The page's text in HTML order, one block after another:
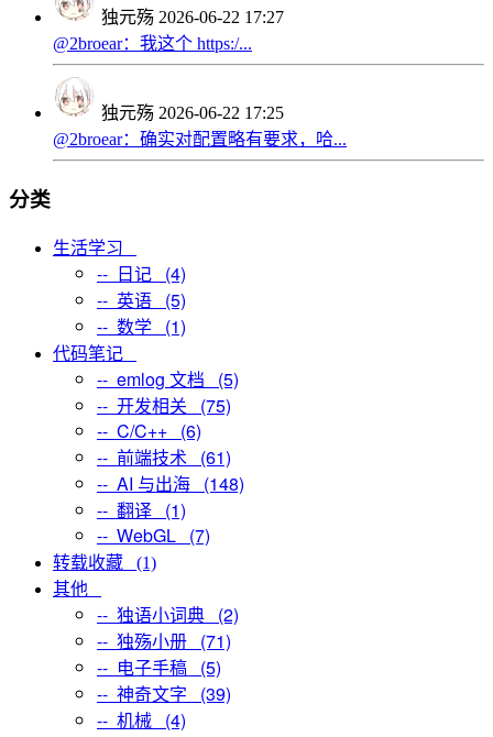
独元殇 2026-06-22 17:27
@2broear：我这个 https:/...
独元殇 2026-06-22 17:25
@2broear：确实对配置略有要求，哈...
分类
生活学习
-- 日记 (4)
-- 英语 (5)
-- 数学 (1)
代码笔记
-- emlog 文档 (5)
-- 开发相关 (75)
-- C/C++ (6)
-- 前端技术 (61)
-- AI 与出海 (148)
-- 翻译 (1)
-- WebGL (7)
转载收藏 (1)
其他
-- 独语小词典 (2)
-- 独殇小册 (71)
-- 电子手稿 (5)
-- 神奇文字 (39)
-- 机械 (4)